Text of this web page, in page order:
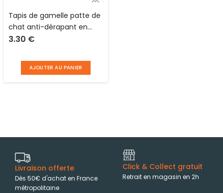
Tapis de gamelle patte de
chat anti-dérapant en
PVC L 40 x l 30 cm Love
3.30 €
AJOUTER AU PANIER
Livraison offerte
Dès 50€ d'achat en France
métropolitaine
Click & Collect gratuit
Retrait en magasin en 2h